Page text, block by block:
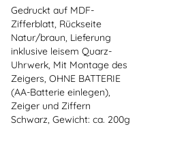
Gedruckt auf MDF-
Zifferblatt, Rückseite
Natur/braun, Lieferung
inklusive leisem Quarz-
Uhrwerk, Mit Montage des
Zeigers, OHNE BATTERIE
(AA-Batterie einlegen),
Zeiger und Ziffern
Schwarz, Gewicht: ca. 200g